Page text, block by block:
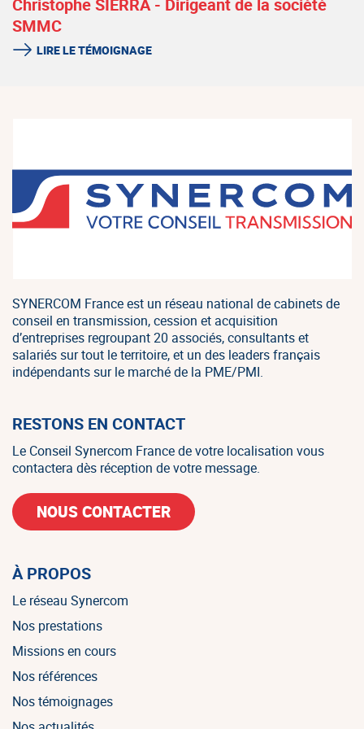
SMMC
LIRE LE TÉMOIGNAGE
SYNERCOM France est un réseau national de cabinets de
conseil en transmission, cession et acquisition
d’entreprises regroupant 20 associés, consultants et
salariés sur tout le territoire, et un des leaders français
indépendants sur le marché de la PME/PMI.
RESTONS EN CONTACT
Le Conseil Synercom France de votre localisation vous
contactera dès réception de votre message.
NOUS CONTACTER
À PROPOS
Le réseau Synercom
Nos prestations
Missions en cours
Nos références
Nos témoignages